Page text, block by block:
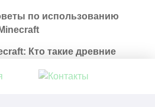
по использованию
Кто такие древние